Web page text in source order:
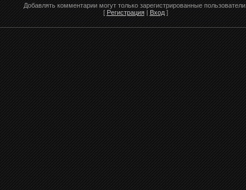
Добавлять комментарии могут только зарегистрированные пользователи.
[ Регистрация| Вход]